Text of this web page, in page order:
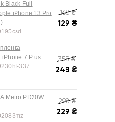
Black Full
iPhone 13 Pro
168₴
129 ₴
iPhone 7 Plus
337
355₴
248 ₴
Metro PD20W
298₴
229 ₴